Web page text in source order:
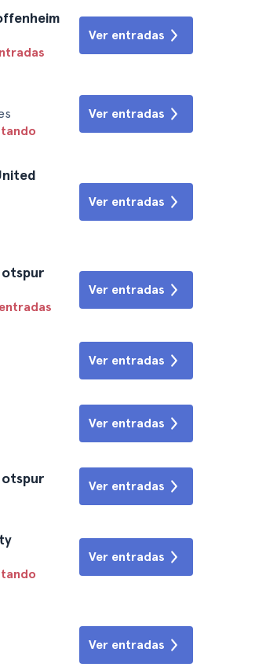
Ver entradas
Ver entradas
Ver entradas
Ver entradas
Ver entradas
Ver entradas
Ver entradas
Ver entradas
Ver entradas